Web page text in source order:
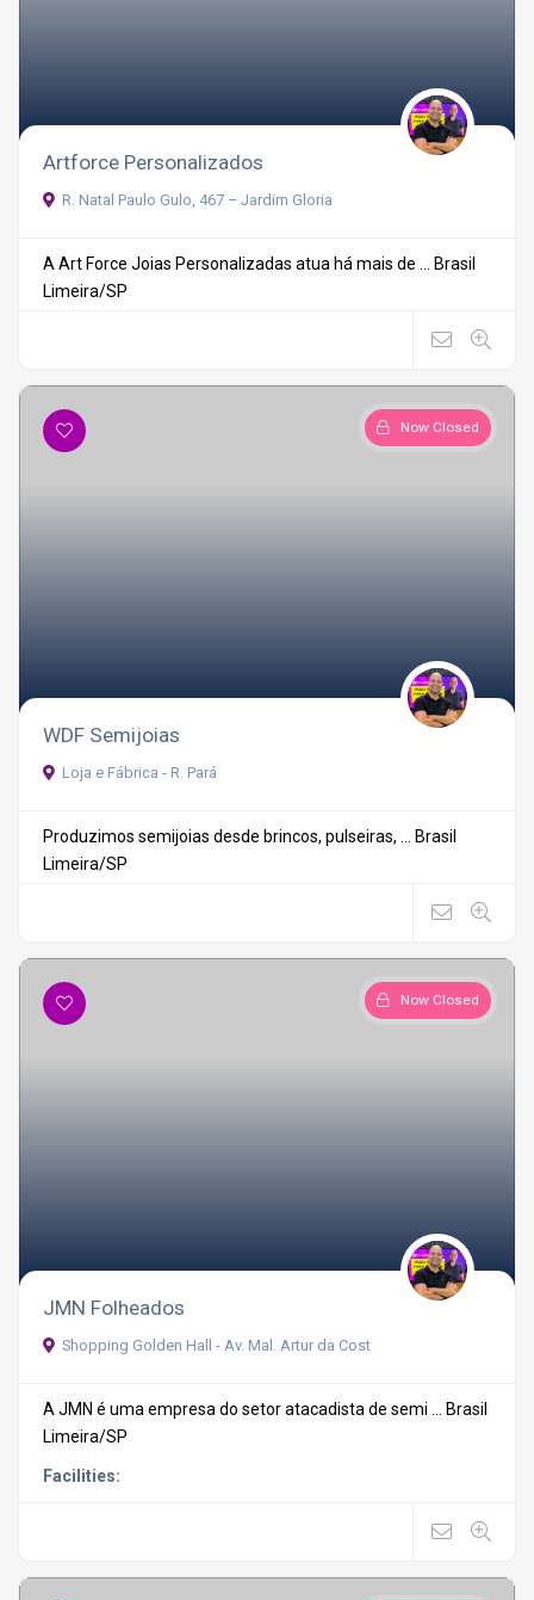
Artforce Personalizados
R. Natal Paulo Gulo, 467 – Jardim Gloria
A Art Force Joias Personalizadas atua há mais de ... Brasil
Limeira/SP
Now Closed
WDF Semijoias
Loja e Fábrica - R. Pará
Produzimos semijoias desde brincos, pulseiras, ...
Brasil
Limeira/SP
Now Closed
JMN Folheados
Shopping Golden Hall - Av. Mal. Artur da Cost
A JMN é uma empresa do setor atacadista de semi ...
Brasil
Limeira/SP
Facilities: